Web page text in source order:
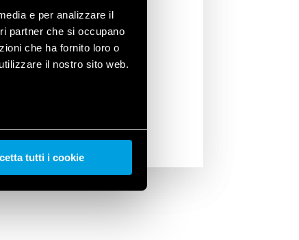
e per analizzare il
partner che si occupano
che ha fornito loro o
il nostro sito web.
tutti i cookie
ha permesso il controllo degli
L’integrazione